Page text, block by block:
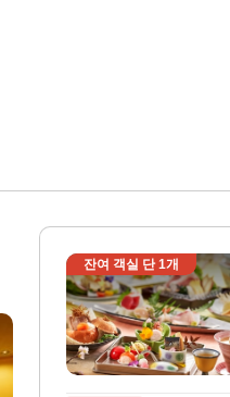
잔여 객실 단1개